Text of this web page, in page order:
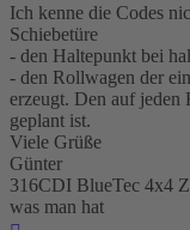
Ich kenne die Codes
Schiebetüre
- den Haltepunkt bei
- den Rollwagen der
erzeugt. Den auf jeden
geplant ist.
Viele Grüße
Günter
316CDI BlueTec 4x4
was man hat